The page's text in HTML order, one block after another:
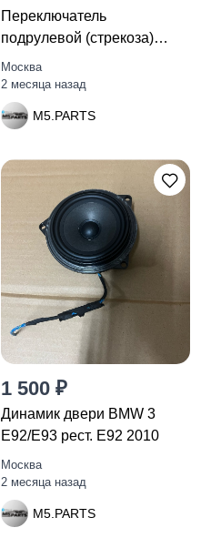
Переключатель
подрулевой (стрекоза)
BMW 5 F10/F11
Москва
2 месяца назад
M5.PARTS
1 500 ₽
Динамик двери BMW 3
E92/E93 рест. E92 2010
Москва
2 месяца назад
M5.PARTS